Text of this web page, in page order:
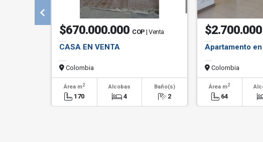
$670.000.000 COP | Venta
CASA EN VENTA
Colombia
Área m2
170
Alcobas
4
Baño(s)
2
$2.700.000
Apartamento
Colombia
Área m2
64